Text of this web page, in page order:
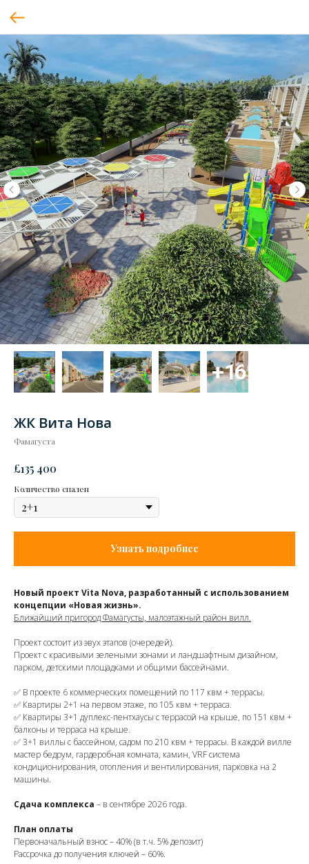
ЖК Вита Нова
Фамагуста
£135 400
Количество спален
Узнать подробнее
Новый проект Vita Nova, разработанный с использованием
концепции «Новая жизнь».
Ближайший пригород Фамагусты, малоэтажный район вилл.
Проект состоит из эвух этапов (очередей).
Проект с красивыми зелеными зонами и ландшафтным дизайном,
парком, детскими площадками и общими бассейнами.
✅ В проекте 6 коммерческих помещений по 117 квм + террасы.
✅ Квартиры 2+1 на первом этаже, по 105 квм + терраса.
✅ Квартиры 3+1 дуплекс-пентхаусы с террасой на крыше, по 151 квм +
балконы и терраса на крыше.
✅ 3+1 виллы с бассейном, садом по 210 квм + террасы. В каждой вилле
мастер бедрум, гардеробная комната, камин, VRF система
кондиционирования, отопления и вентилирования, парковка на 2
машины.
Сдача комплекса – в сентябре 2026 года.
План оплаты
Первоначальный взнос – 40% (в т.ч. 5% депозит)
Рассрочка до получения ключей – 60%.